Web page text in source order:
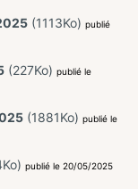
(1113Ko)publié
(227Ko)publié le
(1881Ko)publié le
publié le 20/05/2025